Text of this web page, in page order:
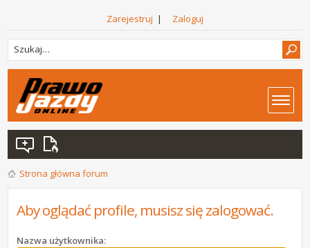
Zarejestruj | Zaloguj
Strona główna forum
Aby oglądać profile, musisz się zalogować.
Nazwa użytkownika: